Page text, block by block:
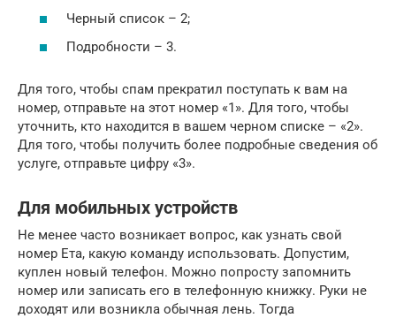
Черный список – 2;
Подробности – 3.
Для того, чтобы спам прекратил поступать к вам на
номер, отправьте на этот номер «1». Для того, чтобы
уточнить, кто находится в вашем черном списке – «2».
Для того, чтобы получить более подробные сведения об
услуге, отправьте цифру «3».
Для мобильных устройств
Не менее часто возникает вопрос, как узнать свой
номер Ета, какую команду использовать. Допустим,
куплен новый телефон. Можно попросту запомнить
номер или записать его в телефонную книжку. Руки не
доходят или возникла обычная лень. Тогда